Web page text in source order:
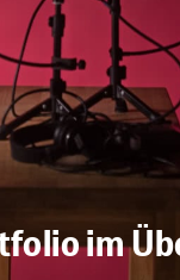
im